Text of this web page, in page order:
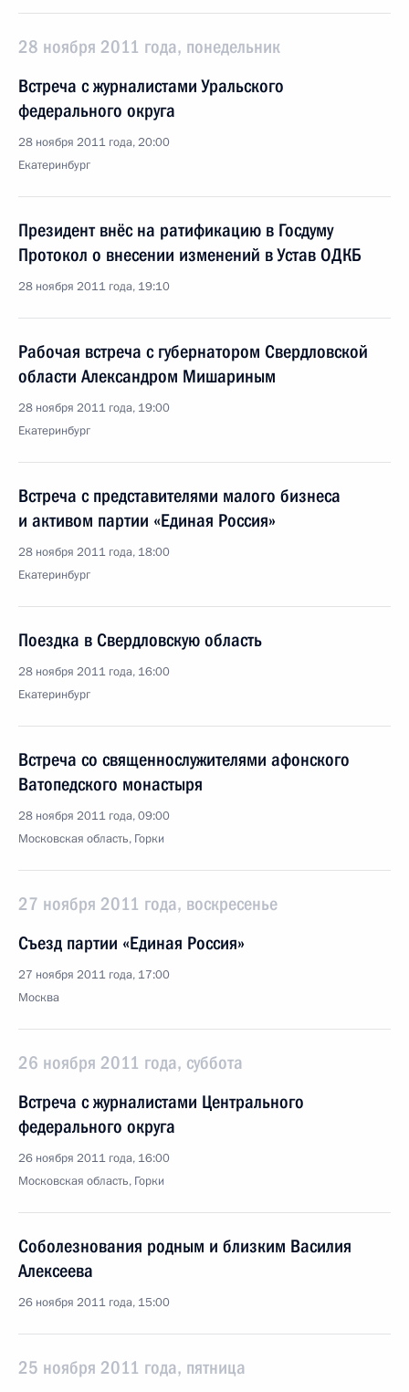
28 ноября 2011 года, понедельник
Встреча с журналистами Уральского
федерального округа
28 ноября 2011 года, 20:00
Екатеринбург
Президент внёс на ратификацию в Госдуму
Протокол о внесении изменений в Устав ОДКБ
28 ноября 2011 года, 19:10
Рабочая встреча с губернатором Свердловской
области Александром Мишариным
28 ноября 2011 года, 19:00
Екатеринбург
Встреча с представителями малого бизнеса
и активом партии «Единая Россия»
28 ноября 2011 года, 18:00
Екатеринбург
Поездка в Свердловскую область
28 ноября 2011 года, 16:00
Екатеринбург
Встреча со священнослужителями афонского
Ватопедского монастыря
28 ноября 2011 года, 09:00
Московская область, Горки
27 ноября 2011 года, воскресенье
Съезд партии «Единая Россия»
27 ноября 2011 года, 17:00
Москва
26 ноября 2011 года, суббота
Встреча с журналистами Центрального
федерального округа
26 ноября 2011 года, 16:00
Московская область, Горки
Соболезнования родным и близким Василия
Алексеева
26 ноября 2011 года, 15:00
25 ноября 2011 года, пятница